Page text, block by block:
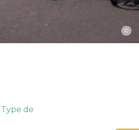
©
Type de